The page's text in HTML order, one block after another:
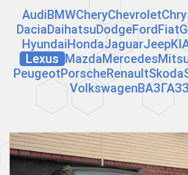
AudiBMWCheryChevrolet
DaciaDaihatsuDodgeFordFiat
HyundaiHondaJaguarJeep
Lexus MazdaMercedes
PeugeotPorscheRenaultSkoda
VolkswagenВАЗГАЗ